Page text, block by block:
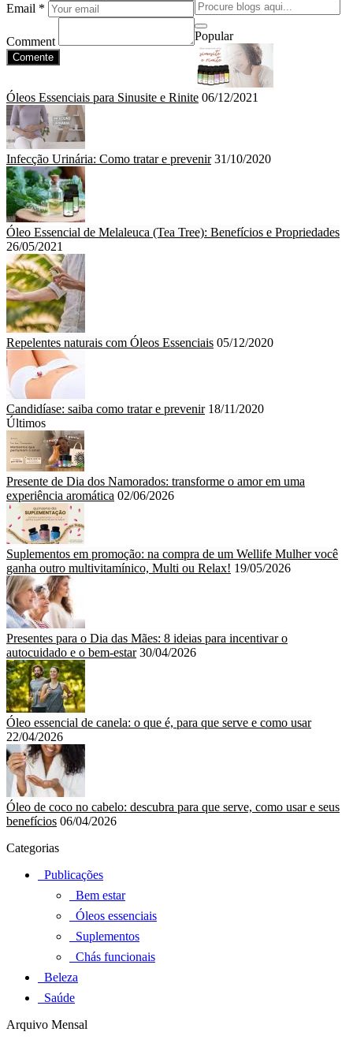
Email *
Comment
Comente
Popular
Óleos Essenciais para Sinusite e Rinite 06/12/2021
Infecção Urinária: Como tratar e prevenir 31/10/2020
Óleo Essencial de Melaleuca (Tea Tree): Benefícios e Propriedades
26/05/2021
Repelentes naturais com Óleos Essenciais 05/12/2020
Candidíase: saiba como tratar e prevenir 18/11/2020
Últimos
Presente de Dia dos Namorados: transforme o amor em uma
experiência aromática 02/06/2026
Suplementos em promoção: na compra de um Wellife Mulher você
ganha outro multivitamínico, Multi ou Relax! 19/05/2026
Presentes para o Dia das Mães: 8 ideias para incentivar o
autocuidado e o bem-estar 30/04/2026
Óleo essencial de canela: o que é, para que serve e como usar
22/04/2026
Óleo de coco no cabelo: descubra para que serve, como usar e seus
benefícios 06/04/2026
Categorias
Publicações
Bem estar
Óleos essenciais
Suplementos
Chás funcionais
Beleza
Saúde
Arquivo Mensal